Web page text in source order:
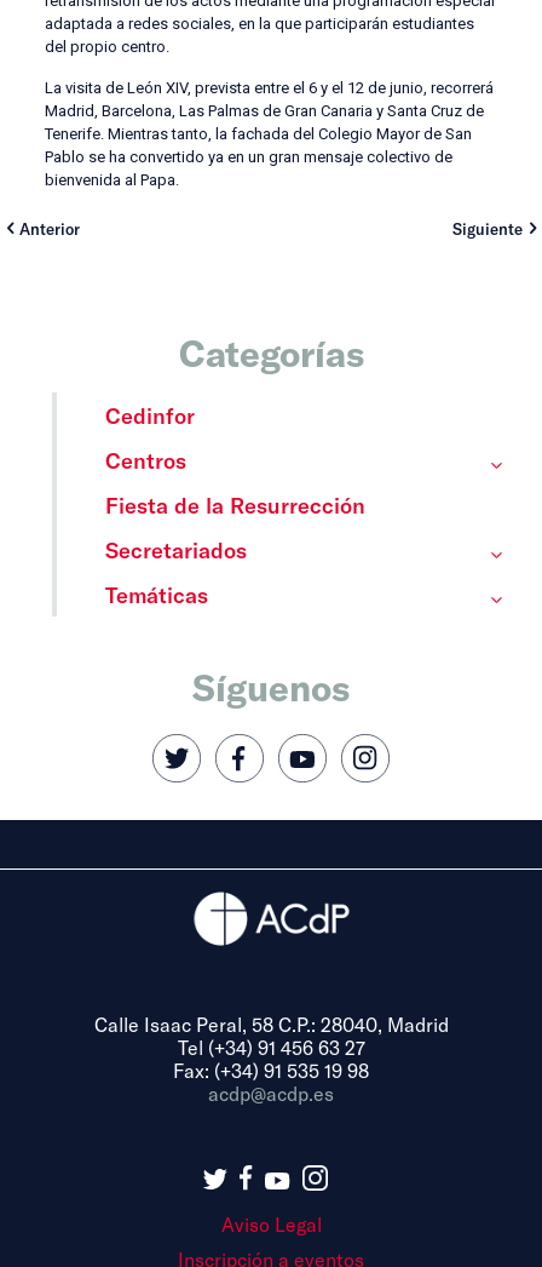
adaptada a redes sociales, en la que participarán estudiantes
del propio centro.
La visita de León XIV, prevista entre el 6 y el 12 de junio, recorrerá
Madrid, Barcelona, Las Palmas de Gran Canaria y Santa Cruz de
Tenerife. Mientras tanto, la fachada del Colegio Mayor de San
Pablo se ha convertido ya en un gran mensaje colectivo de
bienvenida al Papa.
Anterior Siguiente
Categorías
Cedinfor
Centros
Fiesta de la Resurrección
Secretariados
Temáticas
Síguenos
Calle Isaac Peral, 58 C.P.: 28040, Madrid
Tel (+34) 91 456 63 27
Fax: (+34) 91 535 19 98
acdp@acdp.es
Aviso Legal
Inscripción a eventos